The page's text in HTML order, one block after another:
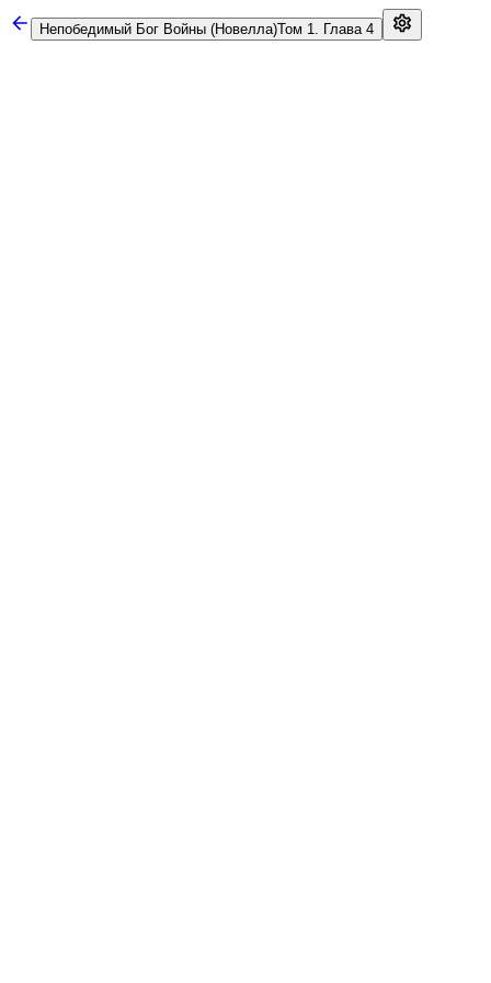
Непобедимый Бог Войны (Новелла)Том 1. Глава 4